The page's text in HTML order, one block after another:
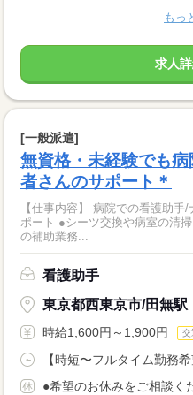
もっ
求人
[一般派遣]
無資格・未経験でも
者さんのサポート＊
【仕事内容】 病院での看護助手/ナースエ
ポート ●シーツ交換や病室の清
の補助業務...
看護助手
東京都西東京市/田無駅
時給1,600円～1,900円 交
【時短〜フルタイム勤務
●希望のお休みをご相談く